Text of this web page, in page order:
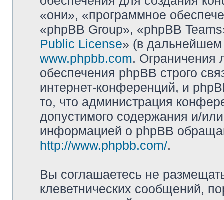
«они», «программное
«phpBB Group», «phpBB
Public License» (в дальнейшем
www.phpbb.com. Ограничения
обеспечения phpBB строго
интернет-конференций, и
то, что администрация
допустимого содержания и/
информацией о phpBB
http://www.phpbb.com/.
Вы соглашаетесь не
клеветнических сообщений,